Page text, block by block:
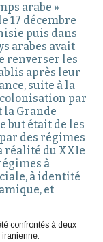
arabe »
17 décembre
puis dans
arabes avait
renverser les
après leur
suite à la
par
la Grande
but était de les
des régimes
réalité du XXIe
à
à identité
et
confrontés à deux
iranienne.